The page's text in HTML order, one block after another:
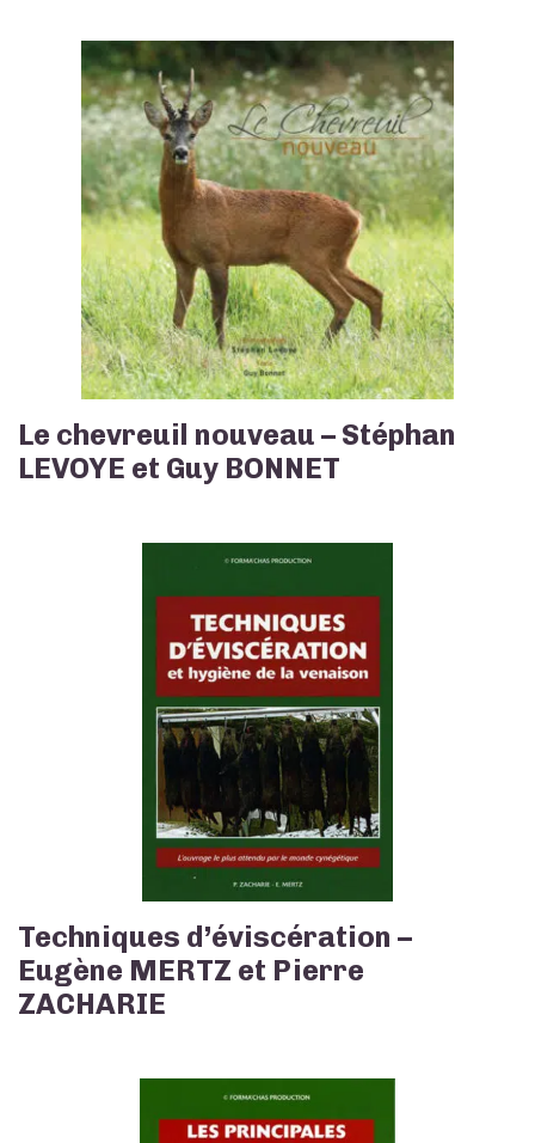
Le chevreuil nouveau – Stéphan
LEVOYE et Guy BONNET
Techniques d’éviscération –
Eugène MERTZ et Pierre
ZACHARIE